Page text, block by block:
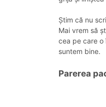
Știm că nu
Mai vrem să
cea pe care o
suntem bine.
Parerea